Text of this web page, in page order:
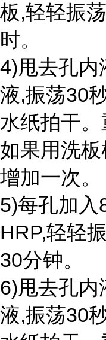
板,轻轻振
时。
4)甩去孔内
液,振荡30
水纸拍干。
如果用洗
增加一次。
5)每孔加入
HRP,轻轻
30分钟。
6)甩去孔内
液,振荡30